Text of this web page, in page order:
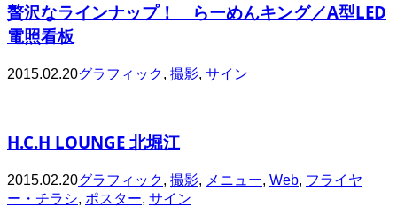
贅沢なラインナップ！ らーめんキング／A型LED
電照看板
2015.02.20グラフィック, 撮影, サイン
H.C.H LOUNGE 北堀江
2015.02.20グラフィック, 撮影, メニュー, Web, フライヤ
ー・チラシ, ポスター, サイン